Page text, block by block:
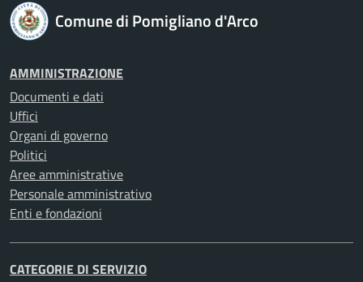
Comune di Pomigliano d'Arco
AMMINISTRAZIONE
Documenti e dati
Uffici
Organi di governo
Politici
Aree amministrative
Personale amministrativo
Enti e fondazioni
CATEGORIE DI SERVIZIO